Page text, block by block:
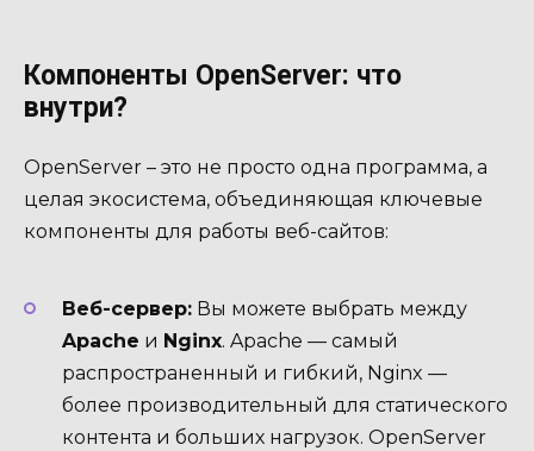
Компоненты OpenServer: что
внутри?
OpenServer – это не просто одна программа, а
целая экосистема, объединяющая ключевые
компоненты для работы веб-сайтов:
Веб-сервер: Вы можете выбрать между
Apache и Nginx. Apache — самый
распространенный и гибкий, Nginx —
более производительный для статического
контента и больших нагрузок. OpenServer